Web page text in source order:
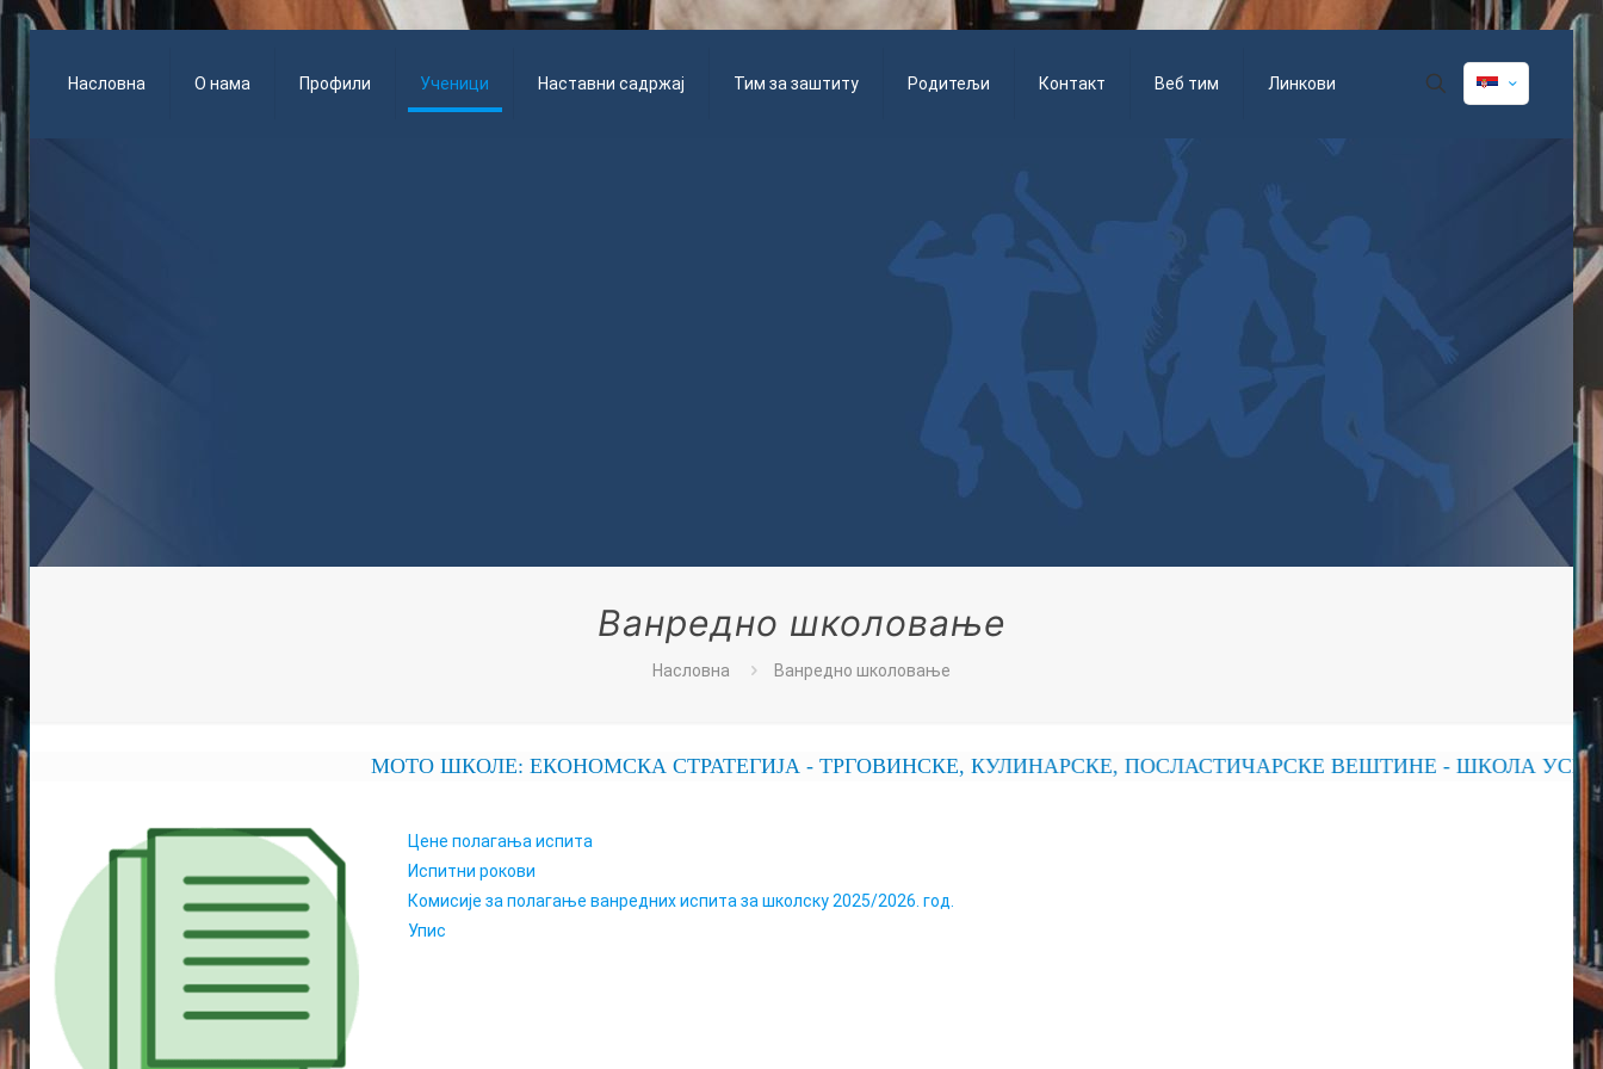
Насловна О нама Профили Ученици Наставни садржај Тим за заштиту Родитељи Контакт Веб тим Линкови
Ванредно школовање
Насловна Ванредно школовање
МОТО ШКОЛЕ: ЕКОНОМСКА СТРАТЕГИЈА - ТРГОВИНСКЕ, КУЛИНАРСКЕ, ПОСЛАСТИЧАРСКЕ ВЕШТИНЕ - ШКОЛА УСПЕХА
Цене полагања испита
Испитни рокови
Комисије за полагање ванредних испита за школску 2025/2026. год.
Упис